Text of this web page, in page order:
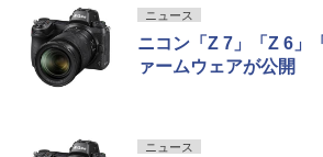
ニュース
ニコン「Z 7」「Z 6」
ァームウェアが公開
ニュース